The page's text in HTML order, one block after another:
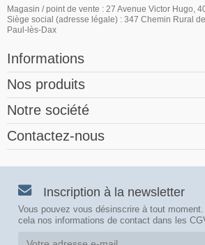
Magasin / point de vente : 27 Avenue Victor Hugo,
Siège social (adresse légale) : 347 Chemin Rural
Paul-lès-Dax
Informations
Nos produits
Notre société
Contactez-nous
Inscription à la newsletter
Vous pouvez vous désinscrire à tout
cela nos informations de contact dans les